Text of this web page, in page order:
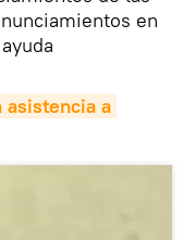
en
asistencia a